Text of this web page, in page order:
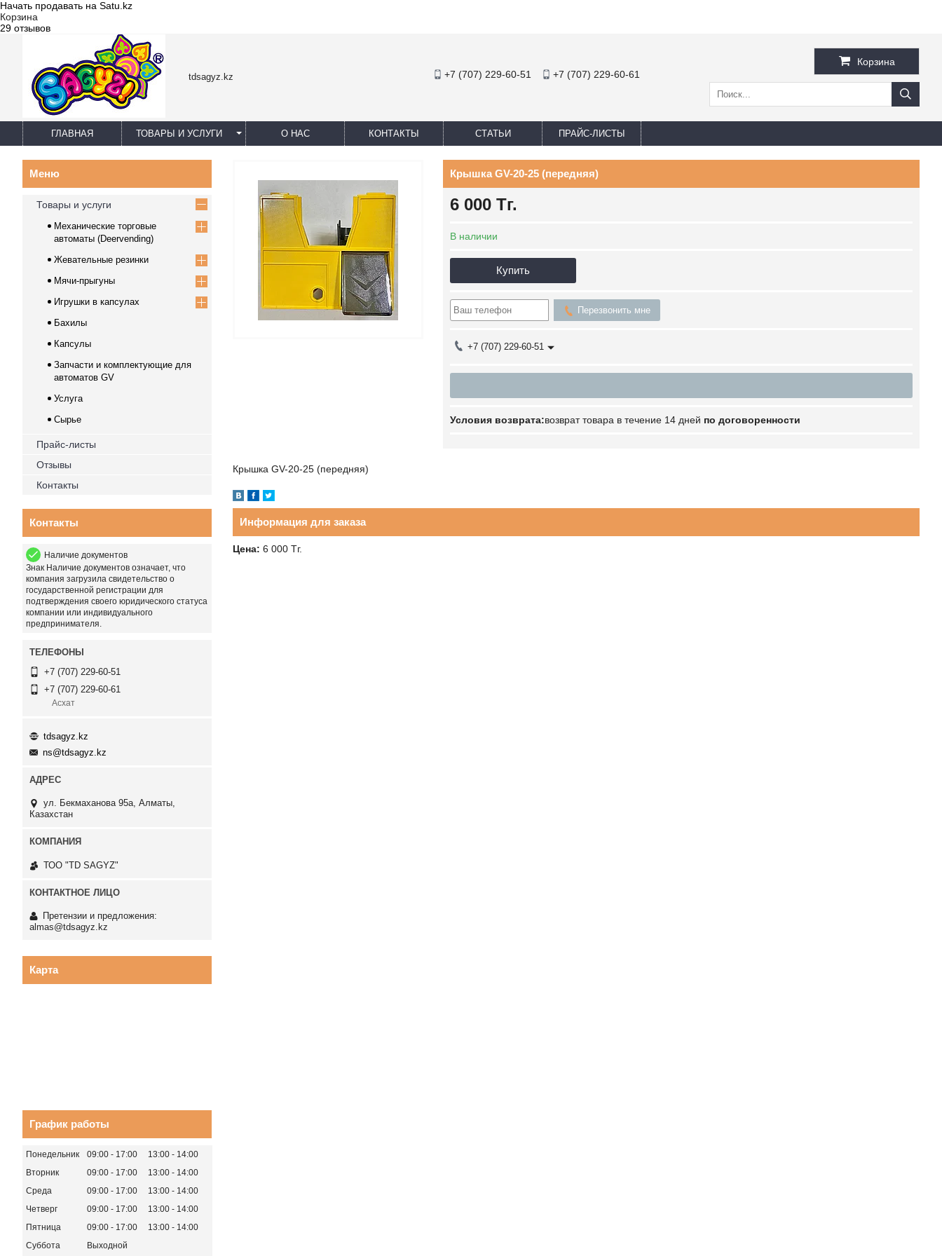
Начать продавать на Satu.kz
Корзина
29 отзывов
tdsagyz.kz +7 (707) 229-60-51 +7 (707) 229-60-61
Корзина
ГЛАВНАЯ ТОВАРЫ И УСЛУГИ О НАС КОНТАКТЫ СТАТЬИ ПРАЙС-ЛИСТЫ
Крышка GV-20-25 (передняя)
6 000 Тг.
В наличии
Купить
Перезвонить мне
+7 (707) 229-60-51
возврат товара в течение 14 дней по договоренности
Крышка GV-20-25 (передняя)
Информация для заказа
Цена: 6 000 Тг.
Товары и услуги
Механические торговые
автоматы (Deervending)
Жевательные резинки
Мячи-прыгуны
Игрушки в капсулах
Бахилы
Капсулы
Запчасти и комплектующие для
автоматов GV
Услуга
Сырье
Прайс-листы
Отзывы
Контакты
Контакты
Наличие документов
Знак Наличие документов означает, что
компания загрузила свидетельство о
государственной регистрации для
подтверждения своего юридического статуса
компании или индивидуального
предпринимателя.
+7 (707) 229-60-51
+7 (707) 229-60-61
Асхат
tdsagyz.kz
ns@tdsagyz.kz
ул. Бекмаханова 95а, Алматы,
Казахстан
ТОО "TD SAGYZ"
Претензии и предложения:
almas@tdsagyz.kz
Карта
График работы
Понедельник 09:00 17:00 13:00
14:00
Вторник
09:00 17:00 13:00
14:00
Среда
09:00 17:00 13:00
14:00
Четверг
09:00 17:00 13:00
14:00
Пятница
09:00 17:00 13:00
14:00
Суббота
Выходной